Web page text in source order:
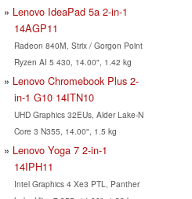
Lenovo IdeaPad 5a 2-in-1
14AGP11
Radeon 840M, Strix / Gorgon Point
Ryzen AI 5 430, 14.00", 1.42 kg
Lenovo Chromebook Plus 2-
in-1 G10 14ITN10
UHD Graphics 32EUs, Alder Lake-N
Core 3 N355, 14.00", 1.5 kg
Lenovo Yoga 7 2-in-1
14IPH11
Intel Graphics 4 Xe3 PTL, Panther